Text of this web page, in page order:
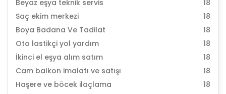
Beyaz eşya teknik servis
18
Saç ekim merkezi
18
Boya Badana Ve Tadilat
18
Oto lastikçi yol yardım
18
İkinci el eşya alım satım
18
Cam balkon imalatı ve satışı
18
Haşere ve böcek ilaçlama
18